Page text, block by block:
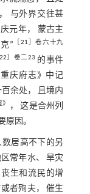
与外界交往甚
元年， 蒙古主
”
21 ］卷六十九
22 ］卷二23 的事件
庆府志》中记
余处， 且境内
， 这是合州列
原因。
居高不下的另
常年水、 旱灾
生和流民的增
者殉夫， 催生